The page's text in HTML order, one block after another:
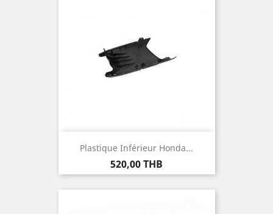
Plastique Inférieur Honda...
Prix
520,00 THB